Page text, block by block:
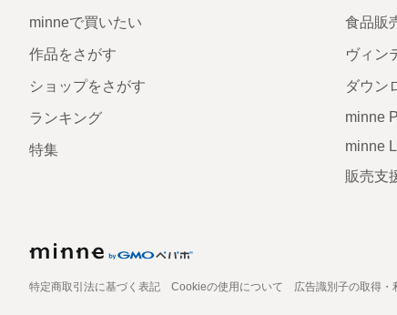
minneで買いたい
作品をさがす
ショップをさがす
ランキング
特集
食品販
ヴィン
ダウン
minne
minne
販売支
特定商取引法に基づく表記 Cookieの使用について 広告識別子の取得・